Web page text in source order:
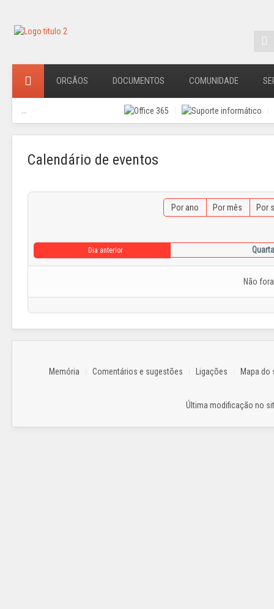
ORGÃOS DOCUMENTOS COMUNIDADE
Calendário de eventos
Por ano Por mês Por
Dia anterior
Não
Memória Comentários e sugestões Ligações Mapa do
Última modificação no